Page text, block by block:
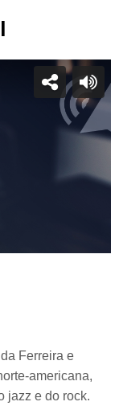
Ferreira e
americana,
jazz e do rock.